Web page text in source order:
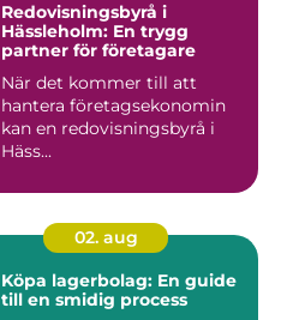
Redovisningsbyrå i
Hässleholm: En trygg
partner för företagare
När det kommer till att
hantera företagsekonomin
kan en redovisningsbyrå i
Häss...
02. aug
Köpa lagerbolag: En guide
till en smidig process